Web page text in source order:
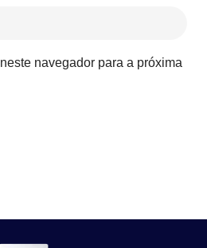
navegador para a próxima